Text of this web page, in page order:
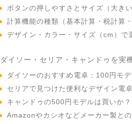
ボタンの押しやすさとサイズ（大き
計算機能の種類（基本計算・税計算
デザイン・カラー・サイズ（cm）で
ダイソー・セリア・キャンドゥを実
ダイソーのおすすめ電卓：100円モ
セリアで見つけた便利なデザイン電
キャンドゥの500円モデルは買いか
Amazonやカシオなどメーカー製と